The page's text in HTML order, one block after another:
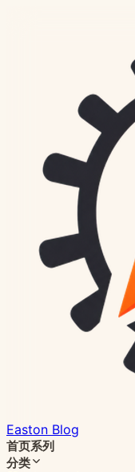
Easton Blog
首页系列
分类